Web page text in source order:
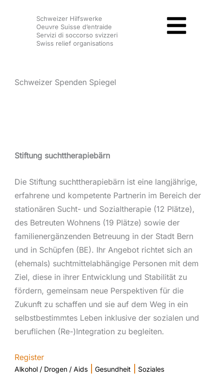
Schweizer Hilfswerke
Oeuvre Suisse d’entraide
Servizi di soccorso svizzeri
Swiss relief organisations
Schweizer Spenden Spiegel
Stiftung suchttherapiebärn
Die Stiftung suchttherapiebärn ist eine langjährige,
erfahrene und kompetente Partnerin im Bereich der
stationären Sucht- und Sozialtherapie (12 Plätze),
des Betreuten Wohnens (19 Plätze) sowie der
familienergänzenden Betreuung in der Stadt Bern
und in Schüpfen (BE). Ihr Angebot richtet sich an
(ehemals) suchtmittelabhängige Personen mit dem
Ziel, diese in ihrer Entwicklung und Stabilität zu
fördern, gemeinsam neue Perspektiven für die
Zukunft zu schaffen und sie auf dem Weg in ein
selbstbestimmtes Leben inklusive der sozialen und
beruflichen (Re-)Integration zu begleiten.
Register
Alkohol / Drogen / Aids Gesundheit Soziales